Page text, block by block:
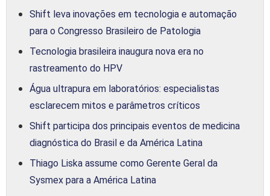
Shift leva inovações em tecnologia e automação
para o Congresso Brasileiro de Patologia
Tecnologia brasileira inaugura nova era no
rastreamento do HPV
Água ultrapura em laboratórios: especialistas
esclarecem mitos e parâmetros críticos
Shift participa dos principais eventos de medicina
diagnóstica do Brasil e da América Latina
Thiago Liska assume como Gerente Geral da
Sysmex para a América Latina